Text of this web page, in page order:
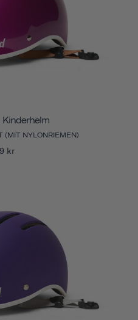
Kinderhelm
(MIT NYLONRIEMEN)
kr